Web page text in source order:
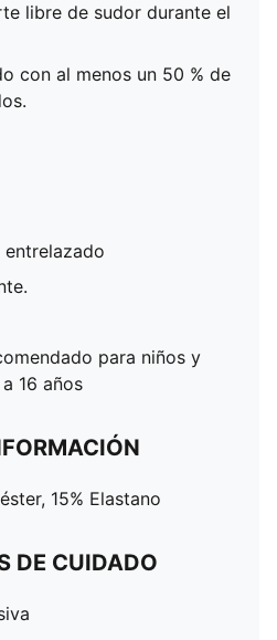
libre de sudor durante el
con al menos un 50 % de
para niños y
16 años
15% Elastano
DE CUIDADO